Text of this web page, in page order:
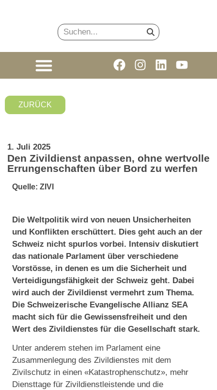
ZURÜCK
1. Juli 2025
Den Zivildienst anpassen, ohne wertvolle
Errungenschaften über Bord zu werfen
Quelle: ZIVI
Die Weltpolitik wird von neuen Unsicherheiten
und Konflikten erschüttert. Dies geht auch an der
Schweiz nicht spurlos vorbei. Intensiv diskutiert
das nationale Parlament über verschiedene
Vorstösse, in denen es um die Sicherheit und
Verteidigungsfähigkeit der Schweiz geht. Dabei
wird auch der Zivildienst vermehrt zum Thema.
Die Schweizerische Evangelische Allianz SEA
macht sich für die Gewissensfreiheit und den
Wert des Zivildienstes für die Gesellschaft stark.
Unter anderem stehen im Parlament eine
Zusammenlegung des Zivildienstes mit dem
Zivilschutz in einen «Katastrophenschutz», mehr
Diensttage für Zivildienstleistende und die